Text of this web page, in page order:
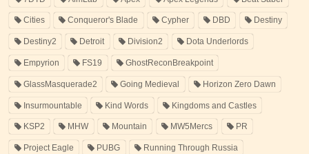
Cities Conqueror's Blade Cypher DBD Destiny
Destiny2 Detroit Division2 Dota Underlords
Empyrion FS19 GhostReconBreakpoint
GlassMasquerade2 Going Medieval Horizon Zero Dawn
Insurmountable Kind Words Kingdoms and Castles
KSP2 MHW Mountain MW5Mercs PR
Project Eagle PUBG Running Through Russia